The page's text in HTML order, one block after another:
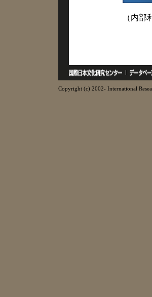
（内部
Copyright (c) 2002- International